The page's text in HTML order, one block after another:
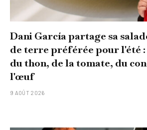
Dani García partage sa
de terre préférée pour l'été
du thon, de la tomate, du
l'œuf
9 AOÛT 2026